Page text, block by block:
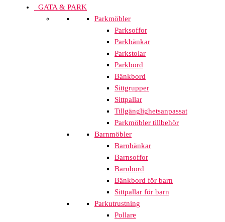
GATA & PARK
Parkmöbler
Parksoffor
Parkbänkar
Parkstolar
Parkbord
Bänkbord
Sittgrupper
Sittpallar
Tillgänglighetsanpassat
Parkmöbler tillbehör
Barnmöbler
Barnbänkar
Barnsoffor
Barnbord
Bänkbord för barn
Sittpallar för barn
Parkutrustning
Pollare